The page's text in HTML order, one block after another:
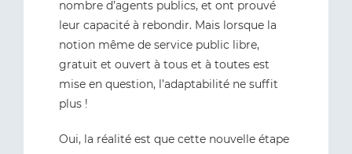
nombre d’agents publics, et ont prouvé
leur capacité à rebondir. Mais lorsque la
notion même de service public libre,
gratuit et ouvert à tous et à toutes est
mise en question, l’adaptabilité ne suffit
plus !
Oui, la réalité est que cette nouvelle étape